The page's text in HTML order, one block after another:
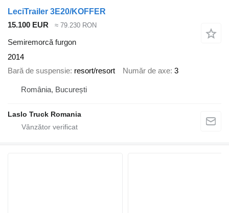
LeciTrailer 3E20/KOFFER
15.100 EUR
≈ 79.230 RON
Semiremorcă furgon
2014
Bară de suspensie resort/resort Număr de axe 3
România, București
Laslo Truck Romania